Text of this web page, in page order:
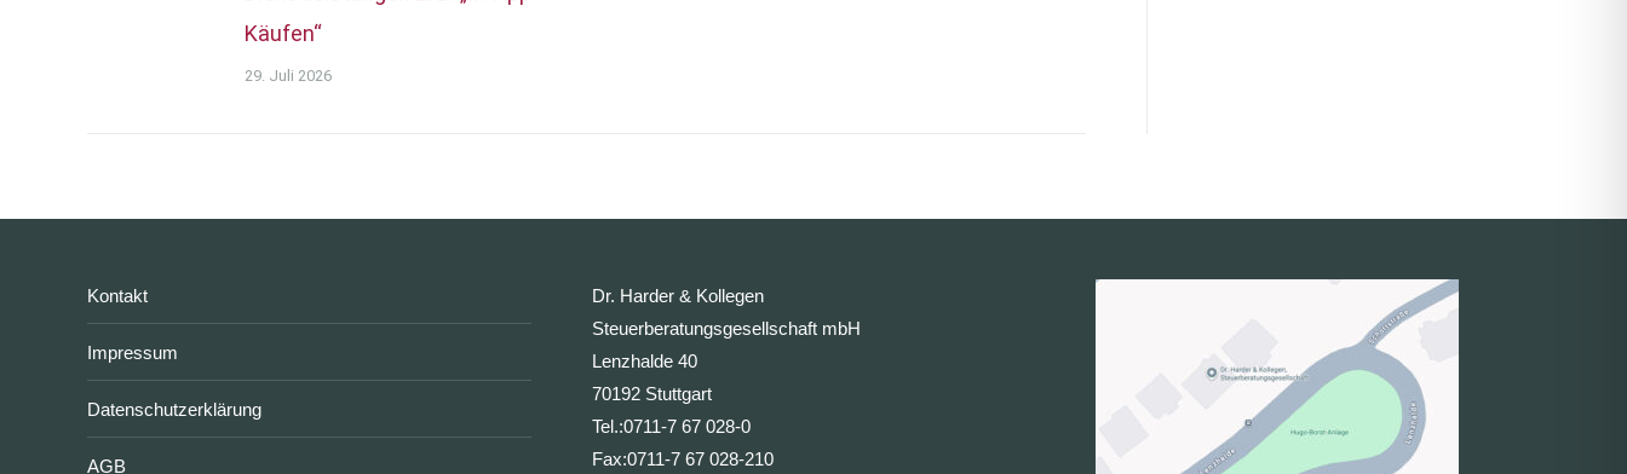
Käufen“
29. Juli 2026
Kontakt
Impressum
Datenschutzerklärung
AGB
Dr. Harder & Kollegen
Steuerberatungsgesellschaft mbH
Lenzhalde 40
70192 Stuttgart
Tel.:0711-7 67 028-0
Fax:0711-7 67 028-210